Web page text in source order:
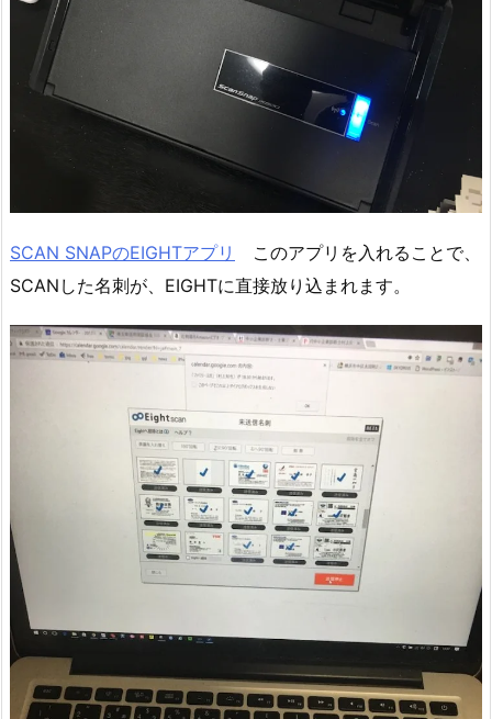
SCAN SNAPのEIGHTアプリ
このアプリを入れることで、
SCANした名刺が、EIGHTに直接放り込まれます。